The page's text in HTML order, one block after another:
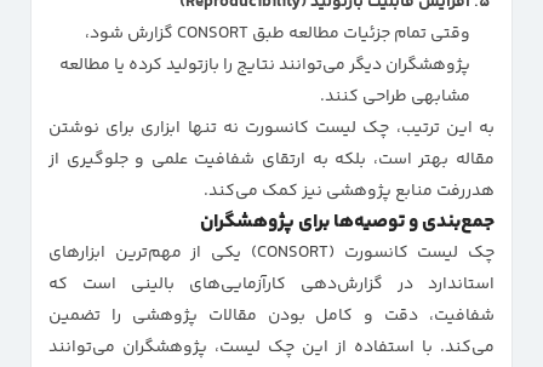
وقتی تمام جزئیات مطالعه طبق CONSORT گزارش شود،
پژوهشگران دیگر می‌توانند نتایج را بازتولید کرده یا مطالعه
مشابهی طراحی کنند.
به این ترتیب، چک لیست کانسورت نه تنها ابزاری برای نوشتن
مقاله بهتر است، بلکه به ارتقای شفافیت علمی و جلوگیری از
هدررفت منابع پژوهشی نیز کمک می‌کند.
جمع‌بندی و توصیه‌ها برای پژوهشگران
چک لیست کانسورت (CONSORT) یکی از مهم‌ترین ابزارهای
استاندارد در گزارش‌دهی کارآزمایی‌های بالینی است که
شفافیت، دقت و کامل بودن مقالات پژوهشی را تضمین
می‌کند. با استفاده از این چک لیست، پژوهشگران می‌توانند